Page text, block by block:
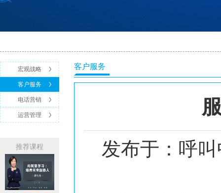
宏观战略
客户服务
电话营销
运营管理
推荐课程
客户服务
发布于：呼